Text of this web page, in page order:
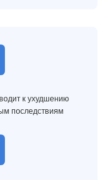
к ухудшению
последствиям